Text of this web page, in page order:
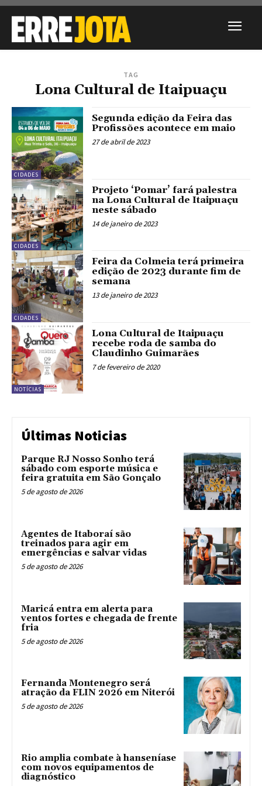
TAG
Lona Cultural de Itaipuaçu
CIDADES
Segunda edição da Feira das
Profissões acontece em maio
27 de abril de 2023
CIDADES
Projeto ‘Pomar’ fará palestra
na Lona Cultural de Itaipuaçu
neste sábado
14 de janeiro de 2023
CIDADES
Feira da Colmeia terá primeira
edição de 2023 durante fim de
semana
13 de janeiro de 2023
NOTÍCIAS
Lona Cultural de Itaipuaçu
recebe roda de samba do
Claudinho Guimarães
7 de fevereiro de 2020
Últimas Noticias
Parque RJ Nosso Sonho terá
sábado com esporte música e
feira gratuita em São Gonçalo
5 de agosto de 2026
Agentes de Itaboraí são
treinados para agir em
emergências e salvar vidas
5 de agosto de 2026
Maricá entra em alerta para
ventos fortes e chegada de frente
fria
5 de agosto de 2026
Fernanda Montenegro será
atração da FLIN 2026 em Niterói
5 de agosto de 2026
Rio amplia combate à hanseníase
com novos equipamentos de
diagnóstico